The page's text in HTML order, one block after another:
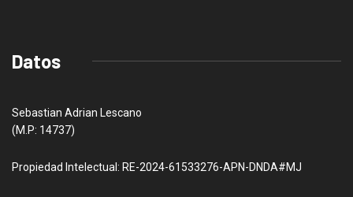
Datos
Sebastian Adrian Lescano
(M.P: 14737)
Propiedad Intelectual: RE-2024-61533276-APN-DNDA#MJ